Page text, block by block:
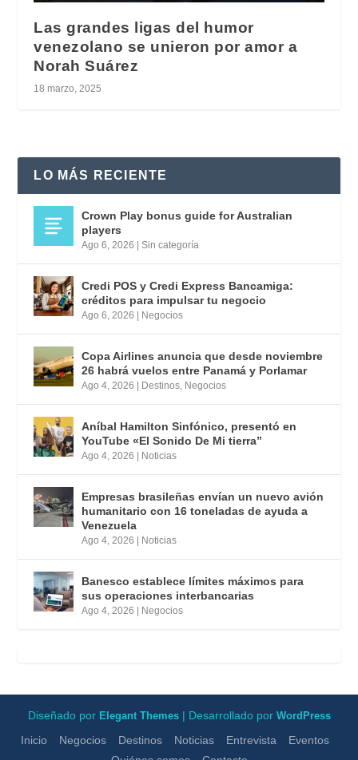
Las grandes ligas del humor
venezolano se unieron por amor a
Norah Suárez
18 marzo, 2025
LO MÁS RECIENTE
Crown Play bonus guide for Australian
players
Ago 6, 2026 |Sin categoría
Credi POS y Credi Express Bancamiga:
créditos para impulsar tu negocio
Ago 6, 2026 Negocios
Copa Airlines anuncia que desde noviembre
26 habrá vuelos entre Panamá y Porlamar
Ago 4, 2026 Destinos, Negocios
Aníbal Hamilton Sinfónico, presentó en
YouTube «El Sonido De Mi tierra”
Ago 4, 2026 Noticias
Empresas brasileñas envían un nuevo avión
humanitario con 16 toneladas de ayuda a
Venezuela
Ago 4, 2026 Noticias
Banesco establece límites máximos para
sus operaciones interbancarias
Ago 4, 2026 Negocios
Diseñado por Elegant Themes| Desarrollado por WordPress
Inicio Negocios Destinos Noticias Entrevista
Eventos